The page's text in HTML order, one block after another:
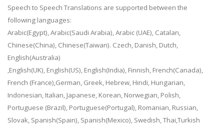
Speech to Speech Translations are supported between the
following languages:
Arabic(Egypt), Arabic(Saudi Arabia), Arabic (UAE), Catalan,
Chinese(China), Chinese(Taiwan). Czech, Danish, Dutch,
English(Australia)
,English(UK), English(US), English(India), Finnish, French(Canada),
French (France),German, Greek, Hebrew, Hindi, Hungarian,
Indonesian, Italian, Japanese, Korean, Norwegian, Polish,
Portuguese (Brazil), Portuguese(Portugal), Romanian, Russian,
Slovak, Spanish(Spain), Spanish(Mexico), Swedish, Thai,Turkish